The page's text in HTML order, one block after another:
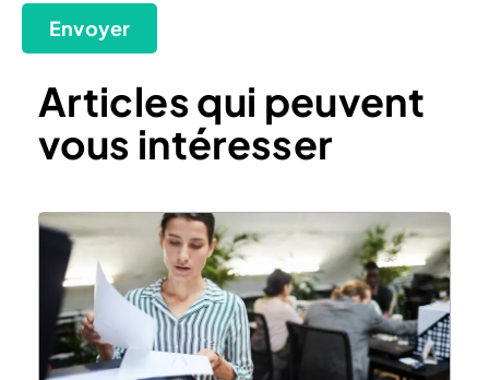
Envoyer
Articles qui peuvent
vous intéresser